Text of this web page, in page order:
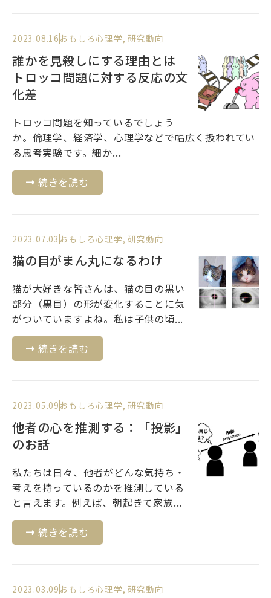
2023.08.16 おもしろ心理学, 研究動向
誰かを見殺しにする理由とは
トロッコ問題に対する反応の文
化差
トロッコ問題を知っているでしょう
か。倫理学、経済学、心理学などで幅広く扱われてい
る思考実験です。細か...
続きを読む
2023.07.03 おもしろ心理学, 研究動向
猫の目がまん丸になるわけ
猫が大好きな皆さんは、猫の目の黒い
部分（黒目）の形が変化することに気
がついていますよね。私は子供の頃...
続きを読む
2023.05.09 おもしろ心理学, 研究動向
他者の心を推測する：「投影」
のお話
私たちは日々、他者がどんな気持ち・
考えを持っているのかを推測している
と言えます。例えば、朝起きて家族...
続きを読む
2023.03.09 おもしろ心理学, 研究動向